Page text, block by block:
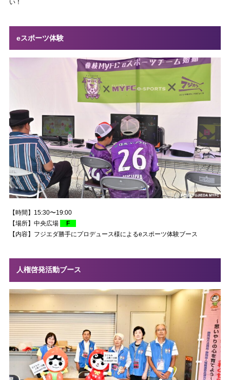
い！
eスポーツ体験
【時間】15:30〜19:00
【場所】中央広場
F
【内容】フジエダ勝手にプロデュース様によるeスポーツ体験ブース
人権啓発活動ブース